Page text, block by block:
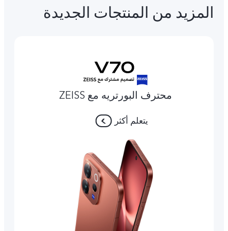
المزيد من المنتجات الجديدة
محترف البورتريه مع ZEISS
يتعلم أكثر